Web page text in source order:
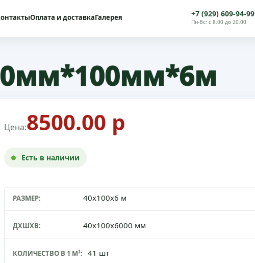
Оплата и доставкаГалерея +7 (929) 609-94-99
Пн-Вс: с 8.00 до 20.00
Цена:8500.00 р
Есть в наличии
РАЗМЕР: 40x100x6 м
ДXШXВ: 40x100x6000 мм
КОЛИЧЕСТВО В 1 М³: 41 шт